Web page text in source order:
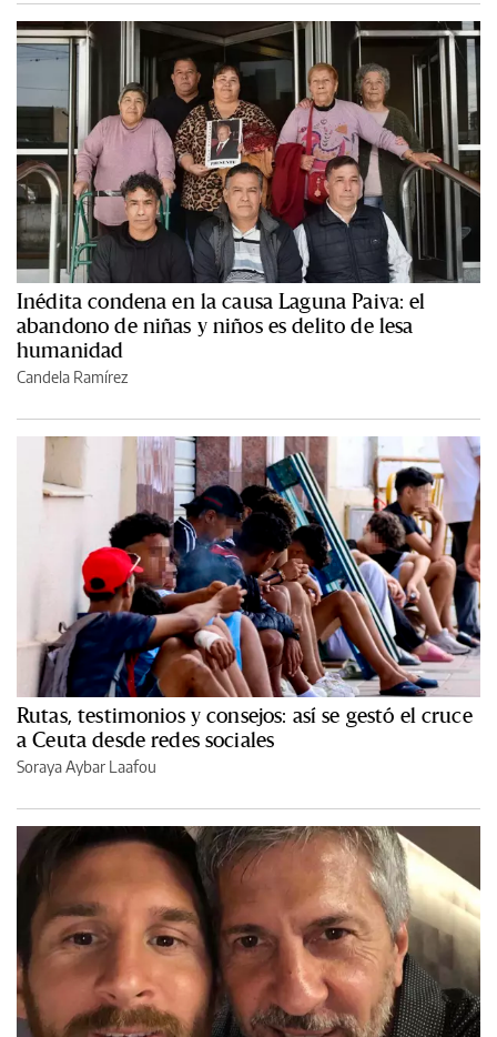
Inédita condena en la causa Laguna Paiva: el
abandono de niñas y niños es delito de lesa
humanidad
Candela Ramírez
Rutas, testimonios y consejos: así se gestó el cruce
a Ceuta desde redes sociales
Soraya Aybar Laafou